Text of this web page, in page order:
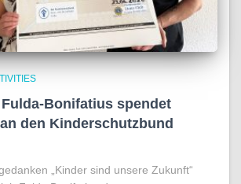
Bonifatius spendet
den Kinderschutzbund
„Kinder sind unsere Zukunft“